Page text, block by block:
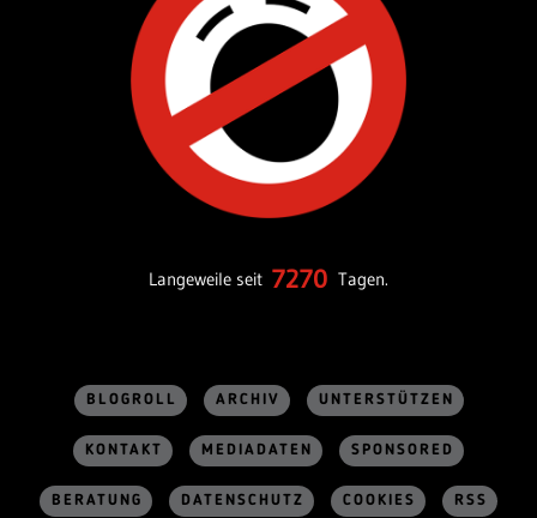
Langeweile seit 7270 Tagen.
BLOGROLL ARCHIV UNTERSTÜTZEN
KONTAKT MEDIADATEN SPONSORED
BERATUNG DATENSCHUTZ COOKIES RSS